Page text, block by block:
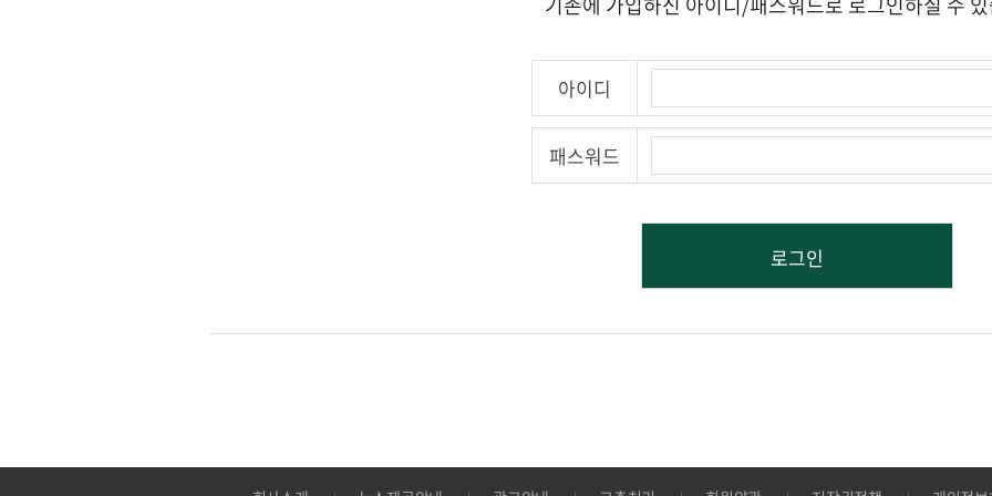
아이디
패스워드
로그인